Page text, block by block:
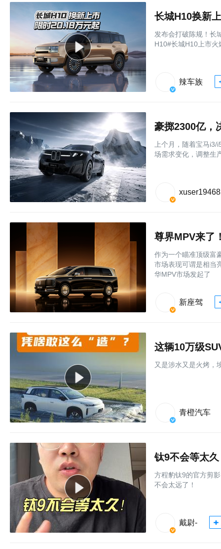
长城H10换新
发布会打破陈规！长
H10#长城H10上市火
辣车族
豪掷2300亿，
上个月，随着宝马
场需求变化，调整生
作为一个瞄准顶级富
市场表现可谓是相当
华MPV市场发起了
新座驾
这辆10万级
又是涉水又是火烤，
青橙汽车
钛9不会等太
方程豹钛9的官方剪
不会太远了！
戴尉-